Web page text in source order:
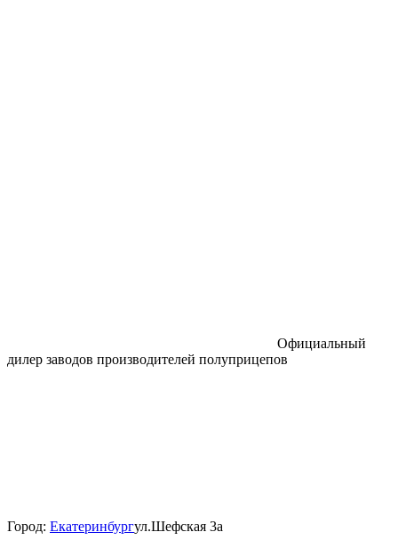
Официальный
дилер заводов производителей полуприцепов
Город: Екатеринбургул.Шефская 3а